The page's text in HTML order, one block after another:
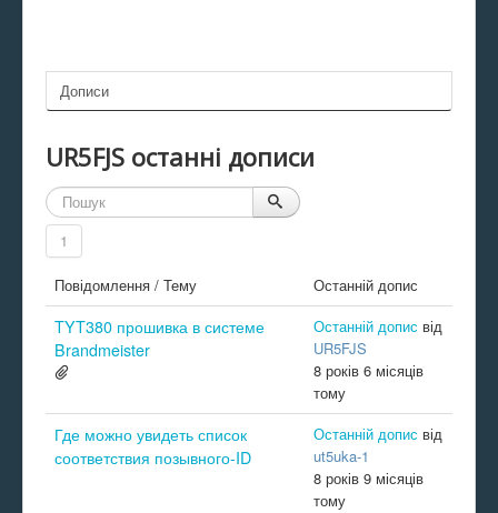
Дописи
UR5FJS останні дописи
1
Повідомлення / Тему Останній допис
TYT380 прошивка в системе
Brandmeister
Останній допис від
UR5FJS
8 років 6 місяців
тому
Где можно увидеть список
соответствия позывного-ID
Останній допис від
ut5uka-1
8 років 9 місяців
тому